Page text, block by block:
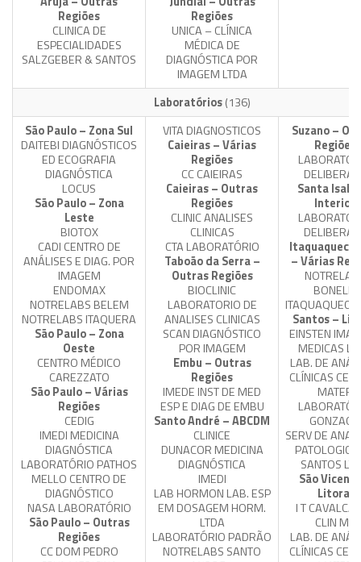
Regiões
CLINICA DE
ESPECIALIDADES
SALZGEBER & SANTOS
Regiões
UNICA – CLÍNICA
MÉDICA DE
DIAGNÓSTICA POR
IMAGEM LTDA
Laboratórios(136)
São Paulo – Zona Sul
DAITEBI DIAGNÓSTICOS
ED ECOGRAFIA
DIAGNÓSTICA
LOCUS
São Paulo – Zona
Leste
BIOTOX
CADI CENTRO DE
ANÁLISES E DIAG. POR
IMAGEM
ENDOMAX
NOTRELABS BELEM
NOTRELABS ITAQUERA
São Paulo – Zona
Oeste
CENTRO MÉDICO
CAREZZATO
São Paulo – Várias
Regiões
CEDIG
IMEDI MEDICINA
DIAGNÓSTICA
LABORATÓRIO PATHOS
MELLO CENTRO DE
DIAGNÓSTICO
NASA LABORATÓRIO
São Paulo – Outras
Regiões
CC DOM PEDRO
VITA DIAGNOSTICOS
Caieiras – Várias
Regiões
CC CAIEIRAS
Caieiras – Outras
Regiões
CLINIC ANALISES
CLINICAS
CTA LABORATÓRIO
Taboão da Serra –
Outras Regiões
BIOCLINIC
LABORATORIO DE
ANALISES CLINICAS
SCAN DIAGNÓSTICO
POR IMAGEM
Embu – Outras
Regiões
IMEDE INST DE MED
ESP E DIAG DE EMBU
Santo André – ABCDM
CLINICE
DUNACOR MEDICINA
DIAGNÓSTICA
IMEDI
LAB HORMON LAB. ESP
EM DOSAGEM HORM.
LTDA
LABORATÓRIO PADRÃO
NOTRELABS SANTO
Suzano –
Regiões
Santa
Interior
– Várias
BONELLI
Santos –
EINSTEN
MEDICAS
LAB. DE
CLÍNICAS
MATER
GONZAGA
SERV DE
SANTOS
São
Litoral
I T
CLIN ME
LAB. DE
CLÍNICAS